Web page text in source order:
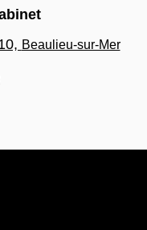
Beaulieu-sur-Mer